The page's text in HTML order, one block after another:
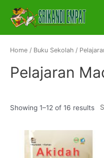
content
Home / Buku Sekolah /
Pelajaran
Showing 1–12 of 16 results
e
e